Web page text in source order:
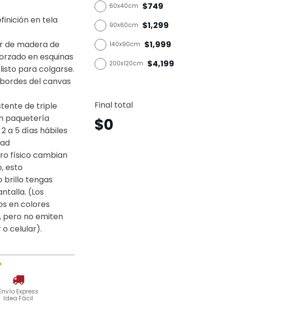
en tela
de madera de
en esquinas
para colgarse.
del canvas
de triple
paquetería
a 5 días hábiles
físico cambian
esto
brillo tengas
(Los
en colores
pero no emiten
o celular).
Express
Idea Fácil
60x40cm $749
90x60cm $1,299
140x90cm $1,999
200x120cm $4,199
Final total
$0